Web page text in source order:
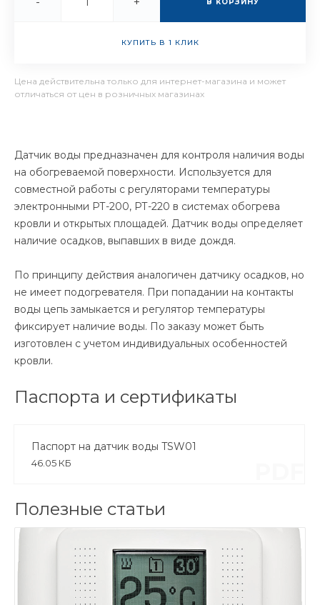
КУПИТЬ В 1 КЛИК
Цена действительна только для интернет-магазина и может
отличаться от цен в розничных магазинах
Датчик воды предназначен для контроля наличия воды
на обогреваемой поверхности. Используется для
совместной работы с регуляторами температуры
электронными РТ-200, РТ-220 в системах обогрева
кровли и открытых площадей. Датчик воды определяет
наличие осадков, выпавших в виде дождя.
По принципу действия аналогичен датчику осадков, но
не имеет подогревателя. При попадании на контакты
воды цепь замыкается и регулятор температуры
фиксирует наличие воды. По заказу может быть
изготовлен с учетом индивидуальных особенностей
кровли.
Паспорта и сертификаты
Паспорт на датчик воды TSW01
46.05 КБ
Полезные статьи